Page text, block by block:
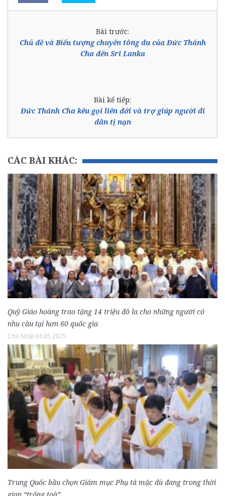
Bài trước:
Chủ đề và Biểu tượng chuyến tông du của Đức Thánh
Cha đến Sri Lanka
Bài kế tiếp:
Đức Thánh Cha kêu gọi liên đới và trợ giúp người di
dân tị nạn
CÁC BÀI KHÁC:
Quỹ Giáo hoàng trao tặng 14 triệu đô la cho những người có
nhu cầu tại hơn 60 quốc gia
Chủ Nhật 04.05.2025
Trung Quốc bầu chọn Giám mục Phụ tá mặc dù đang trong thời